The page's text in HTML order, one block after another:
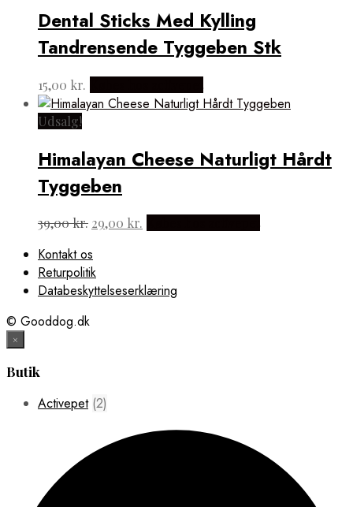
Dental Sticks Med Kylling
Tandrensende Tyggeben Stk
15,00 kr.
Udsalg!
Himalayan Cheese Naturligt Hårdt
Tyggeben
39,00kr. Den
pris
var:
39,00 kr..
29,00 kr.
29,00 kr..
Kontakt os
Returpolitik
Databeskyttelseserklæring
© Gooddog.dk
×
Butik
Activepet (2)